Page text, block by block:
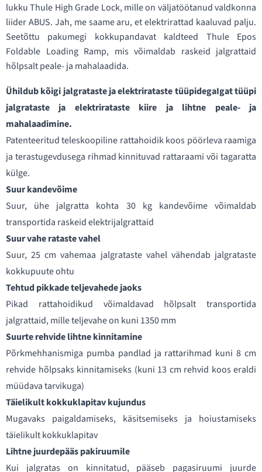
lukku Thule High Grade Lock, mille on väljatöötanud valdkonna
liider ABUS. Jah, me saame aru, et elektrirattad kaaluvad palju.
Seetõttu pakumegi kokkupandavat kaldteed Thule Epos
Foldable Loading Ramp, mis võimaldab raskeid jalgrattaid
hõlpsalt peale- ja mahalaadida.
Ühildub kõigi jalgrataste ja elektrirataste tüüpidegaIgat tüüpi
jalgrataste ja elektrirataste kiire ja lihtne peale- ja
mahalaadimine.
Patenteeritud teleskoopiline rattahoidik koos pöörleva raamiga
ja terastugevdusega rihmad kinnituvad rattaraami või tagaratta
külge.
Suur kandevõime
Suur, ühe jalgratta kohta 30 kg kandevõime võimaldab
transportida raskeid elektrijalgrattaid
Suur vahe rataste vahel
Suur, 25 cm vahemaa jalgrataste vahel vähendab jalgrataste
kokkupuute ohtu
Tehtud pikkade teljevahede jaoks
Pikad rattahoidikud võimaldavad hõlpsalt transportida
jalgrattaid, mille teljevahe on kuni 1350 mm
Suurte rehvide lihtne kinnitamine
Põrkmehhanismiga pumba pandlad ja rattarihmad kuni 8 cm
rehvide hõlpsaks kinnitamiseks (kuni 13 cm rehvid koos eraldi
müüdava tarvikuga)
Täielikult kokkuklapitav kujundus
Mugavaks paigaldamiseks, käsitsemiseks ja hoiustamiseks
täielikult kokkuklapitav
Lihtne juurdepääs pakiruumile
Kui jalgratas on kinnitatud, pääseb pagasiruumi juurde